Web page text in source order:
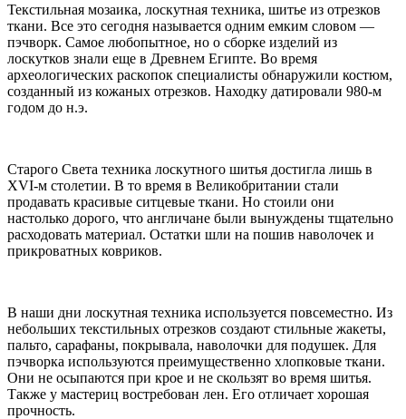
Текстильная мозаика, лоскутная техника, шитье из отрезков
ткани. Все это сегодня называется одним емким словом —
пэчворк. Самое любопытное, но о сборке изделий из
лоскутков знали еще в Древнем Египте. Во время
археологических раскопок специалисты обнаружили костюм,
созданный из кожаных отрезков. Находку датировали 980-м
годом до н.э.
Старого Света техника лоскутного шитья достигла лишь в
XVI-м столетии. В то время в Великобритании стали
продавать красивые ситцевые ткани. Но стоили они
настолько дорого, что англичане были вынуждены тщательно
расходовать материал. Остатки шли на пошив наволочек и
прикроватных ковриков.
В наши дни лоскутная техника используется повсеместно. Из
небольших текстильных отрезков создают стильные жакеты,
пальто, сарафаны, покрывала, наволочки для подушек. Для
пэчворка используются преимущественно хлопковые ткани.
Они не осыпаются при крое и не скользят во время шитья.
Также у мастериц востребован лен. Его отличает хорошая
прочность.